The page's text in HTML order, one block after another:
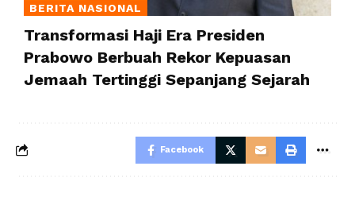
BERITA NASIONAL
Transformasi Haji Era Presiden
Prabowo Berbuah Rekor Kepuasan
Jemaah Tertinggi Sepanjang Sejarah
Facebook